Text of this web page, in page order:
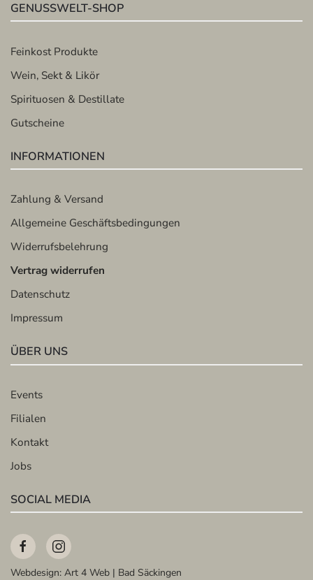
GENUSSWELT-SHOP
Feinkost Produkte
Wein, Sekt & Likör
Spirituosen & Destillate
Gutscheine
INFORMATIONEN
Zahlung & Versand
Allgemeine Geschäftsbedingungen
Widerrufsbelehrung
Vertrag widerrufen
Datenschutz
Impressum
ÜBER UNS
Events
Filialen
Kontakt
Jobs
SOCIAL MEDIA
Webdesign: Art 4 Web | Bad Säckingen